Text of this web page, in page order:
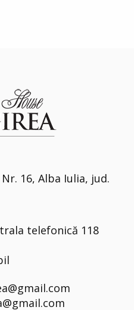
16, Alba Iulia, jud.
telefonică 118